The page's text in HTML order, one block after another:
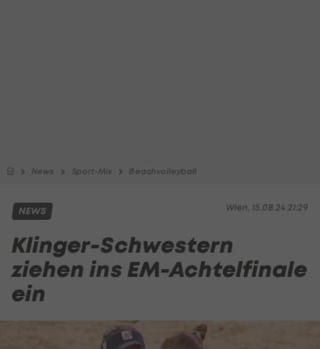
News Sport-Mix Beachvolleyball
Wien, 15.08.24 21:29
NEWS
Klinger-Schwestern
ziehen ins EM-Achtelfinale
ein